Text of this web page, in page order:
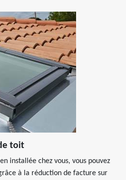
toit
installée chez vous, vous pouvez
à la réduction de facture sur